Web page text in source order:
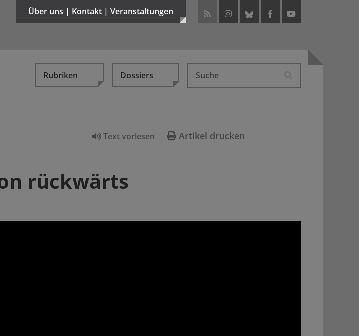
Über uns | Kontakt | Veranstaltungen
Rubriken Dossiers
Text vorlesen Artikel drucken
rückwärts